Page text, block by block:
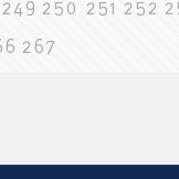
249 250 251 252
267